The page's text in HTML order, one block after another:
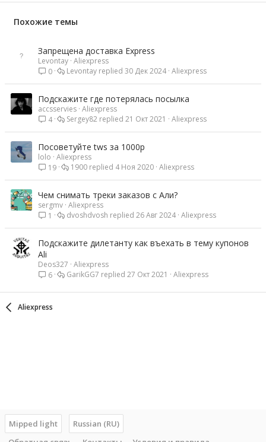
Похожие темы
Запрещена доставка Express
Levontay Aliexpress
0
Aliexpress
30 Дек 2024
Levontay
Подскажите где потерялась посылка
accsservies Aliexpress
4
Aliexpress
21 Окт 2021
Sergey82
Посоветуйте tws за 1000р
lolo Aliexpress
19
Aliexpress
4 Ноя 2020
1900
Чем снимать треки заказов с Али?
sergmv Aliexpress
1
Aliexpress
26 Авг 2024
dvoshdvosh
Подскажите дилетанту как въехать в тему купонов
Ali
Deos327 Aliexpress
6
Aliexpress
27 Окт 2021
GarikGG7
Aliexpress
Mipped light
Russian (RU)